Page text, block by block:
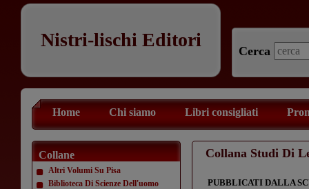
Nistri-lischi Editori
Cerca
Home Chi siamo Libri consigliati
Collane
Altri Volumi Su Pisa
Biblioteca Di Scienze Dell'uomo
Collana Studi Di
PUBBLICATI DALLA